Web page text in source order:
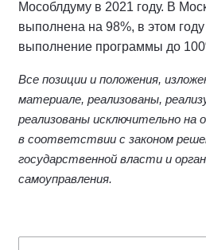
Мособлдуму в 2021 году. В
выполнена на 98%, в этом
выполнение программы до
Все позиции и положения,
материале, реализованы,
реализованы исключительно на
в соответствии с законом
государственной власти и
самоуправления.